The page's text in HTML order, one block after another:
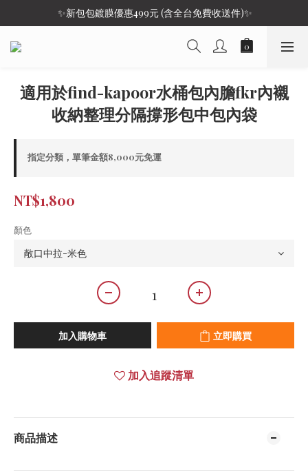
✨新包包鍍膜優惠499元 (含全台免費收送件)✨
適用於find-kapoor水桶包內膽fkr內襯
收納整理分隔撐形包中包內袋
指定分類，單筆金額8,000元免運
NT$1,800
顏色
加入購物車 立即購買
加入追蹤清單
商品描述